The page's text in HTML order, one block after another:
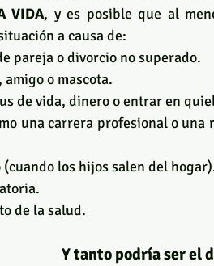
VIDA, y es posible que al
a causa de:
pareja o divorcio no superado.
o mascota.
de vida, dinero o entrar en
una carrera profesional o una
los hijos salen del
de la salud.
Y tanto podría ser el